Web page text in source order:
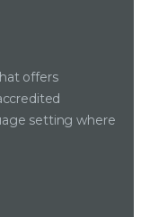
offers
setting where